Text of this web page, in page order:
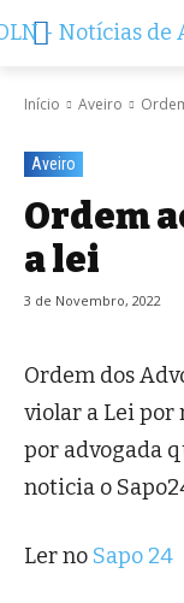
Início Aveiro
Aveiro
Ordem
a lei
3 de Novembro, 2022
Ordem dos
violar a Lei
por advogada
noticia o
Ler no Sapo 24